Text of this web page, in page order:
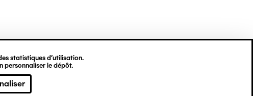
statistiques d’utilisation.
personnaliser le dépôt.